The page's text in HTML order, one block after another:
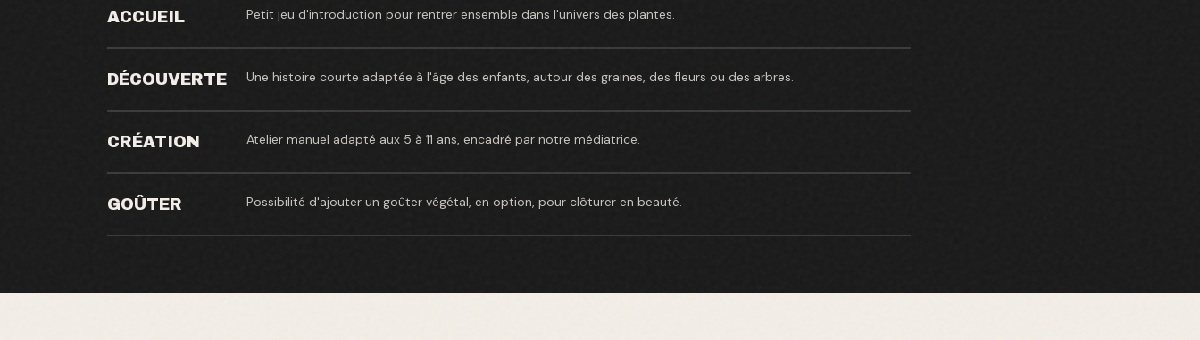
ACCUEIL Petit jeu d'introduction pour rentrer ensemble dans l'univers des plantes.
DÉCOUVERTE Une histoire courte adaptée à l'âge des enfants, autour des graines, des fleurs ou des arbres.
CRÉATION Atelier manuel adapté aux 5 à 11 ans, encadré par notre médiatrice.
GOÛTER Possibilité d'ajouter un goûter végétal, en option, pour clôturer en beauté.